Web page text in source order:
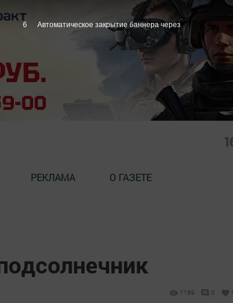
РЕКЛАМА О ГАЗЕТЕ
1169 0
5 Автоматическое закрытие баннера через